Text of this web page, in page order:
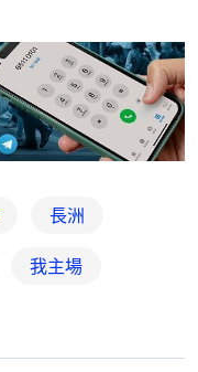
長洲
我主場